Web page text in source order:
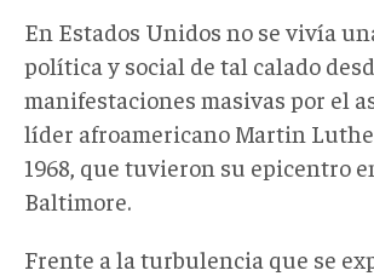
En Estados Unidos no se vivía
política y social de tal calado
manifestaciones masivas por el
líder afroamericano Martin
1968, que tuvieron su epicentro
Baltimore.
Frente a la turbulencia que se